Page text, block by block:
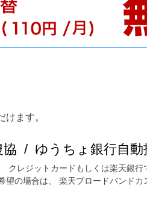
ます。
/ ゆうちょ銀行自動
クレジットカードもしくは楽天銀
の場合は、 楽天ブロードバンドカ